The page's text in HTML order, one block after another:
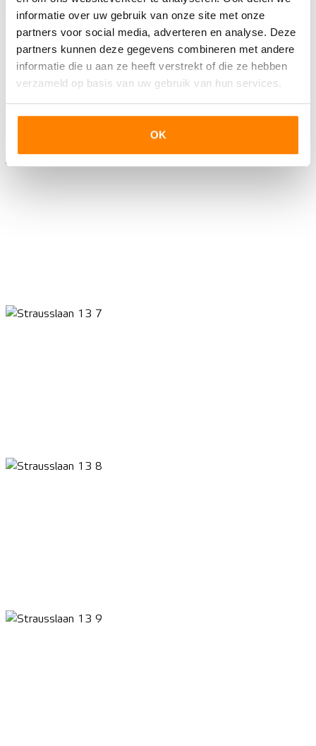
informatie over uw gebruik van onze site met onze
partners voor social media, adverteren en analyse. Deze
partners kunnen deze gegevens combineren met andere
informatie die u aan ze heeft verstrekt of die ze hebben
verzameld op basis van uw gebruik van hun services.
OK